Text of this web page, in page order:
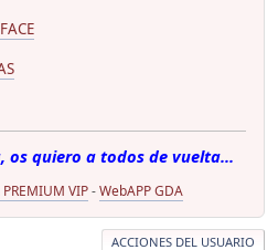
os quiero a todos de vuelta...
VIP-WebAPP GDA
ACCIONES DEL USUARIO